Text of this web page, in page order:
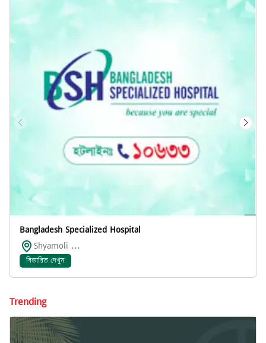
Bangladesh Specialized Hospital
Shyamoli ...
বিস্তারিত দেখুন
Trending